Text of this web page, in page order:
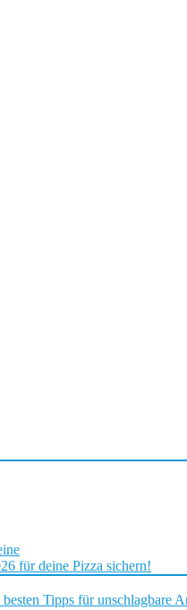
für deine Pizza sichern!
Tipps für unschlagbare